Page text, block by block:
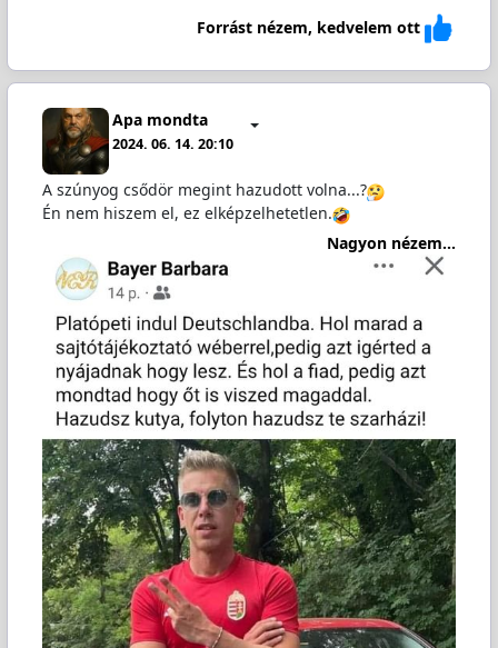
Forrást nézem, kedvelem ott
Apa mondta
2024. 06. 14. 20:10
A szúnyog csődör megint hazudott volna...?
Én nem hiszem el, ez elképzelhetetlen.
Nagyon nézem...